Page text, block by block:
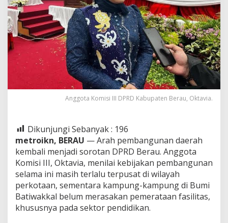
Anggota Komisi III DPRD Kabupaten Berau, Oktavia.
Dikunjungi Sebanyak : 196
metroikn, BERAU — Arah pembangunan daerah
kembali menjadi sorotan DPRD Berau. Anggota
Komisi III, Oktavia, menilai kebijakan pembangunan
selama ini masih terlalu terpusat di wilayah
perkotaan, sementara kampung-kampung di Bumi
Batiwakkal belum merasakan pemerataan fasilitas,
khususnya pada sektor pendidikan.